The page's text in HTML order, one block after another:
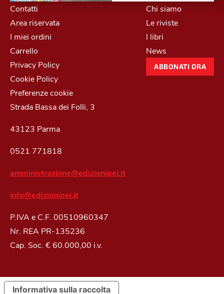
Contatti
Area riservata
I miei ordini
Carrello
Privacy Policy
Cookie Policy
Preferenze cookie
Chi siamo
Le riviste
I libri
News
ABBONATI ORA
Strada Bassa dei Folli, 3
43123 Parma
0521 771818
amministrazione@edizionipei.it
info@edizionipei.it
P.IVA e C.F. 00510960347
Nr. REA PR-135236
Cap. Soc. € 60.000,00 i.v.
Informativa sulla raccolta